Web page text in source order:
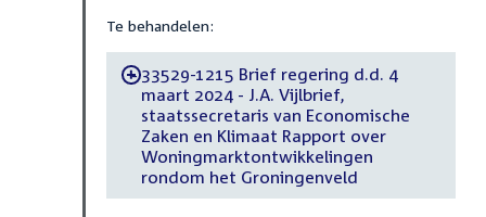
Te behandelen:
-33529-1215 Brief regering d.d. 4
maart 2024 - J.A. Vijlbrief,
staatssecretaris van Economische
Zaken en Klimaat Rapport over
Woningmarktontwikkelingen
rondom het Groningenveld